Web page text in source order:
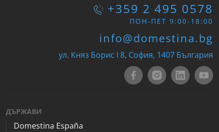
+359 2 495 0578
ПОН-ПЕТ 9:00-18:00
info@domestina.bg
ул. Княз Борис I 8, София, 1407 България
ДЪРЖАВИ
Domestina España